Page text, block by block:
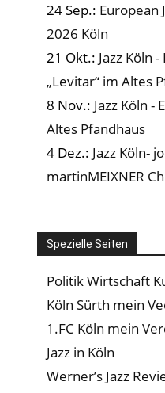
24 Sep.: European
2026 Köln
21 Okt.: Jazz Köln
„Levitar“ im Altes
8 Nov.: Jazz Köln -
Altes Pfandhaus
4 Dez.: Jazz Köln-
martinMEIXNER
Spezielle Seiten
Politik Wirtschaft
Köln Sürth mein
1.FC Köln mein
Jazz in Köln
Werner’s Jazz